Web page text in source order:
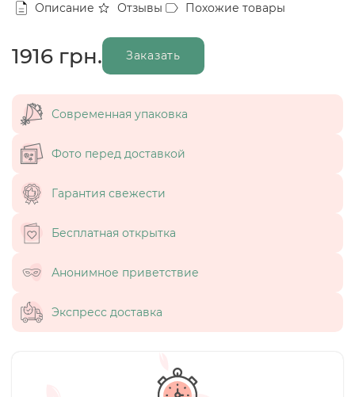
Описание
Отзывы Похожие товары
1916 грн. Заказать
Современная упаковка
Фото перед доставкой
Гарантия свежести
Бесплатная открытка
Анонимное приветствие
Экспресс доставка